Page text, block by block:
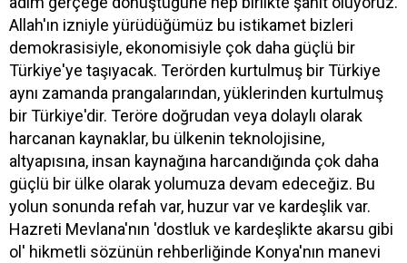
Allah'ın izniyle yürüdüğümüz bu istikamet bizleri
demokrasisiyle, ekonomisiyle çok daha güçlü bir
Türkiye'ye taşıyacak. Terörden kurtulmuş bir Türkiye
aynı zamanda prangalarından, yüklerinden kurtulmuş
bir Türkiye'dir. Teröre doğrudan veya dolaylı olarak
harcanan kaynaklar, bu ülkenin teknolojisine,
altyapısına, insan kaynağına harcandığında çok daha
güçlü bir ülke olarak yolumuza devam edeceğiz. Bu
yolun sonunda refah var, huzur var ve kardeşlik var.
Hazreti Mevlana'nın 'dostluk ve kardeşlikte akarsu gibi
ol' hikmetli sözünün rehberliğinde Konya'nın manevi